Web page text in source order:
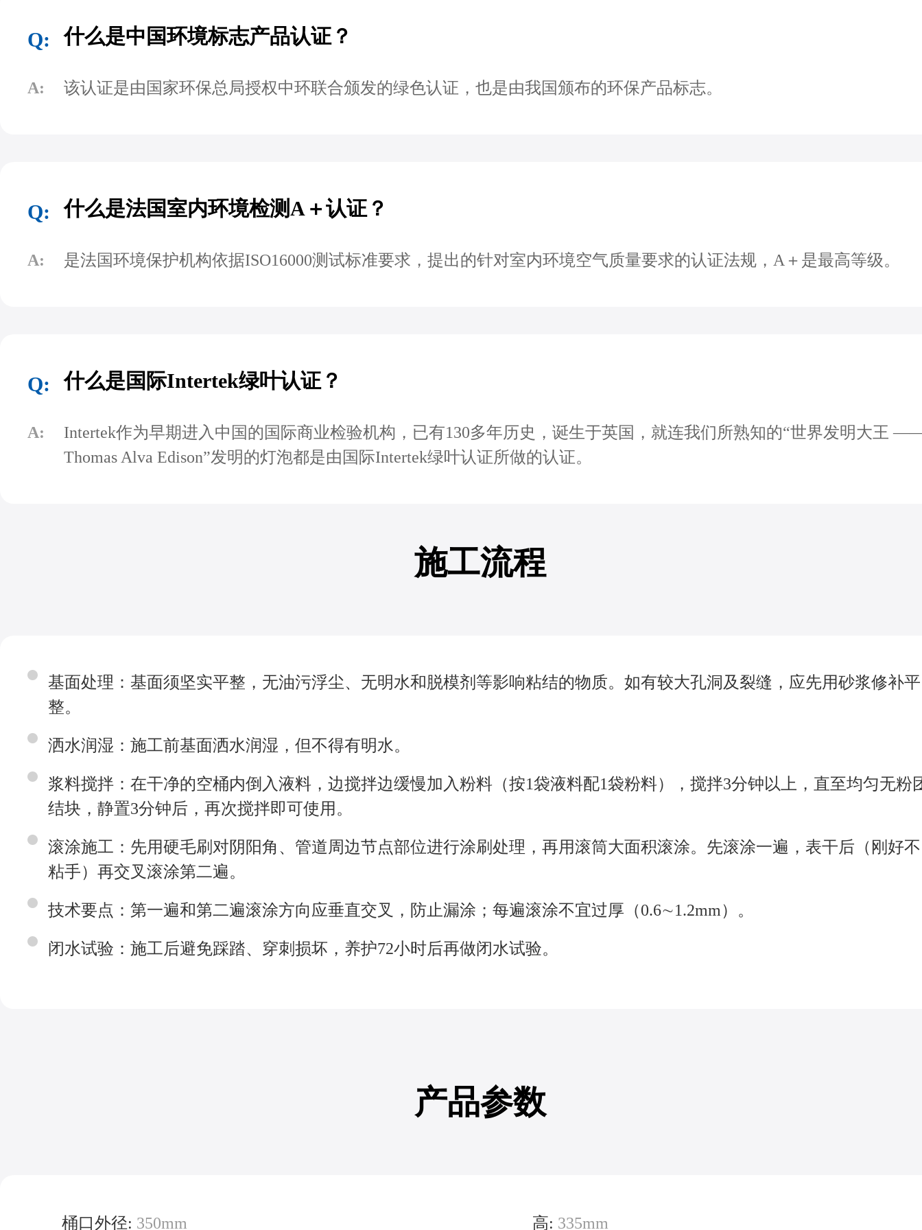
Q: 什么是中国环境标志产品认证？
A: 该认证是由国家环保总局授权中环联合颁发的绿色认证，也是由我国颁布的环保产品标志。
Q: 什么是法国室内环境检测A＋认证？
A: 是法国环境保护机构依据ISO16000测试标准要求，提出的针对室内环境空气质量要求的认证法规，A＋是最高等级。
Q: 什么是国际Intertek绿叶认证？
A:
Intertek作为早期进入中国的国际商业检验机构，已有130多年历史，诞生于英国，就连我们所熟知的“世界发明大王
Thomas Alva Edison”发明的灯泡都是由国际Intertek绿叶认证所做的认证。
施工流程
基面处理：基面须坚实平整，无油污浮尘、无明水和脱模剂等影响粘结的物质。如有较大孔洞及裂缝，应先用砂浆修补平
整。
洒水润湿：施工前基面洒水润湿，但不得有明水。
浆料搅拌：在干净的空桶内倒入液料，边搅拌边缓慢加入粉料（按1袋液料配1袋粉料），搅拌3分钟以上，直至均匀无粉
结块，静置3分钟后，再次搅拌即可使用。
滚涂施工：先用硬毛刷对阴阳角、管道周边节点部位进行涂刷处理，再用滚筒大面积滚涂。先滚涂一遍，表干后（刚好不
粘手）再交叉滚涂第二遍。
技术要点：第一遍和第二遍滚涂方向应垂直交叉，防止漏涂；每遍滚涂不宜过厚（0.6∼1.2mm）。
闭水试验：施工后避免踩踏、穿刺损坏，养护72小时后再做闭水试验。
产品参数
桶口外径: 350mm 高: 335mm